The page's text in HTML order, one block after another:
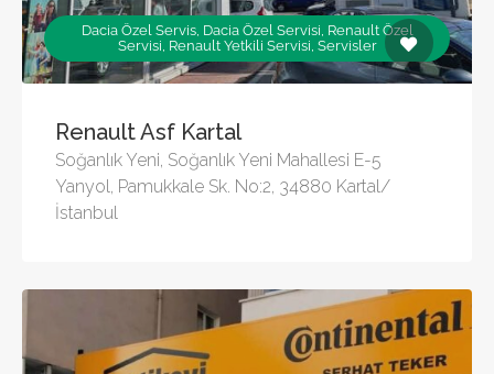
Dacia Özel Servis, Dacia Özel Servisi, Renault Özel
Servisi, Renault Yetkili Servisi, Servisler
Renault Asf Kartal
Soğanlık Yeni, Soğanlık Yeni Mahallesi E-5
Yanyol, Pamukkale Sk. No:2, 34880 Kartal/
İstanbul